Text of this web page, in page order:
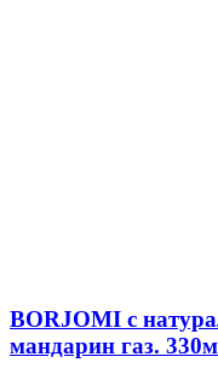
BORJOMI с
мандарин газ.